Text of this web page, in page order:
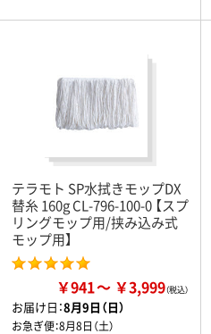
テラモト SP水拭きモップDX
替糸 160g CL-796-100-0 【スプ
リングモップ用/挟み込み式
モップ用】
￥941 ￥3,999
お届け日：8月9日（日）
お急ぎ便：8月8日（土）